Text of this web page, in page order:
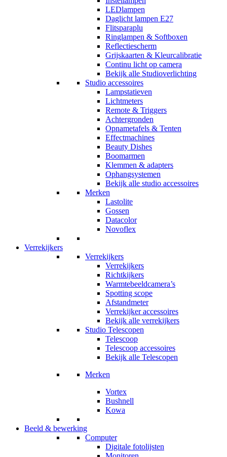
LEDlampen
Daglicht lampen E27
Flitsparaplu
Ringlampen & Softboxen
Reflectiescherm
Grijskaarten & Kleurcalibratie
Continu licht op camera
Bekijk alle Studioverlichting
Studio accessoires
Lampstatieven
Lichtmeters
Remote & Triggers
Achtergronden
Opnametafels & Tenten
Effectmachines
Beauty Dishes
Boomarmen
Klemmen & adapters
Ophangsystemen
Bekijk alle studio accessoires
Merken
Lastolite
Gossen
Datacolor
Novoflex
Verrekijkers
Verrekijkers
Verrekijkers
Richtkijkers
Warmtebeeldcamera’s
Spotting scope
Afstandmeter
Verrekijker accessoires
Bekijk alle verrekijkers
Studio Telescopen
Telescoop
Telescoop accessoires
Bekijk alle Telescopen
Merken
Vortex
Bushnell
Kowa
Beeld & bewerking
Computer
Digitale fotolijsten